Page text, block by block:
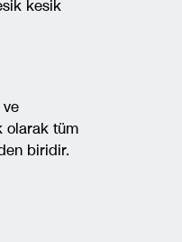
kesik
olarak tüm
biridir.